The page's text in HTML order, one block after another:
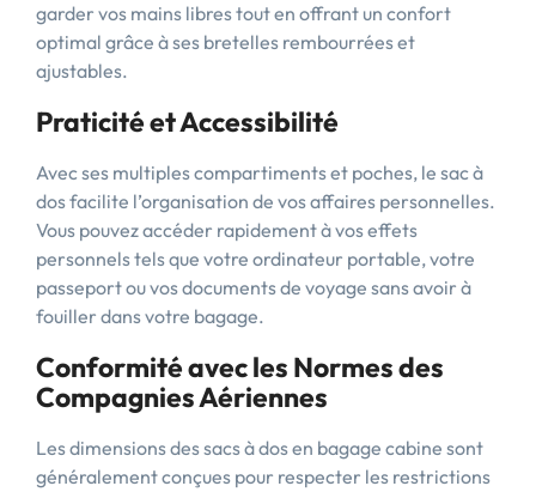
garder vos mains libres tout en offrant un confort
optimal grâce à ses bretelles rembourrées et
ajustables.
Praticité et Accessibilité
Avec ses multiples compartiments et poches, le sac à
dos facilite l’organisation de vos affaires personnelles.
Vous pouvez accéder rapidement à vos effets
personnels tels que votre ordinateur portable, votre
passeport ou vos documents de voyage sans avoir à
fouiller dans votre bagage.
Conformité avec les Normes des
Compagnies Aériennes
Les dimensions des sacs à dos en bagage cabine sont
généralement conçues pour respecter les restrictions